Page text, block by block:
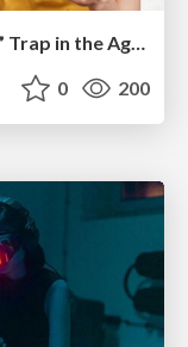
Avoiding the “Bad Training, Faster” Trap in the Age of AI
0 200